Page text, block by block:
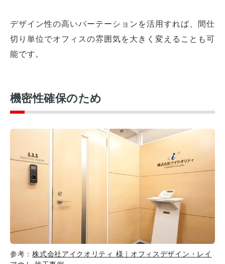
デザイン性の高いパーテーションを活用すれば、間仕
切り単位でオフィスの雰囲気を大きく変えることも可
能です。
機密性確保のため
参考：株式会社アイクオリティ 様｜オフィスデザイン・レイ